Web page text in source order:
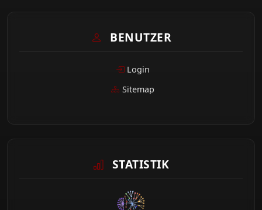
BENUTZER
Login
Sitemap
STATISTIK